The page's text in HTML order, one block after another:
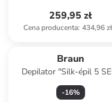
259,95 zł
Cena producenta: 434,96 zł
Braun
Depilator "Silk-épil 5
030" w kolorze biało-
jasnoróżowym
-16%